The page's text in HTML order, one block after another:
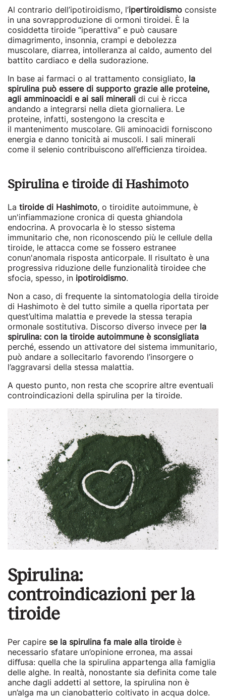
Al contrario dell’ipotiroidismo, l’ipertiroidismo consiste
in una sovrapproduzione di ormoni tiroidei. È la
cosiddetta tiroide “iperattiva” e può causare
dimagrimento, insonnia, crampi e debolezza
muscolare, diarrea, intolleranza al caldo, aumento del
battito cardiaco e della sudorazione.
In base ai farmaci o al trattamento consigliato, la
spirulina può essere di supporto grazie alle proteine,
agli amminoacidi e ai sali minerali di cui è ricca
andando a integrarsi nella dieta giornaliera. Le
proteine, infatti, sostengono la crescita e
il mantenimento muscolare. Gli aminoacidi forniscono
energia e danno tonicità ai muscoli. I sali minerali
come il selenio contribuiscono all’eﬃcienza tiroidea.
Spirulina e tiroide di Hashimoto
La tiroide di Hashimoto, o tiroidite autoimmune, è
un'infiammazione cronica di questa ghiandola
endocrina. A provocarla è lo stesso sistema
immunitario che, non riconoscendo più le cellule della
tiroide, le attacca come se fossero estranee
conun'anomala risposta anticorpale. Il risultato è una
progressiva riduzione delle funzionalità tiroidee che
sfocia, spesso, in ipotiroidismo.
Non a caso, di frequente la sintomatologia della tiroide
di Hashimoto è del tutto simile a quella riportata per
quest’ultima malattia e prevede la stessa terapia
ormonale sostitutiva. Discorso diverso invece per la
spirulina: con la tiroide autoimmune è sconsigliata
perché, essendo un attivatore del sistema immunitario,
può andare a sollecitarlo favorendo l’insorgere o
l’aggravarsi della stessa malattia.
A questo punto, non resta che scoprire altre eventuali
controindicazioni della spirulina per la tiroide.
Spirulina:
controindicazioni per la
tiroide
Per capire se la spirulina fa male alla tiroideè
necessario sfatare un’opinione erronea, ma assai
diﬀusa: quella che la spirulina appartenga alla famiglia
delle alghe. In realtà, nonostante sia definita come tale
anche dagli addetti al settore, la spirulina non è
un’alga ma un cianobatterio coltivato in acqua dolce.